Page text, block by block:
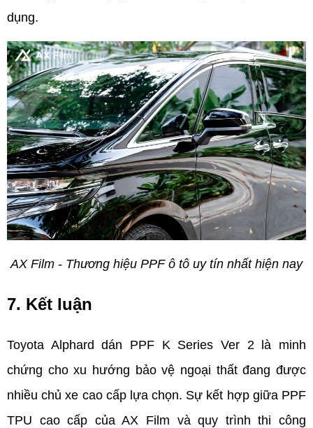
dụng.
AX Film - Thương hiệu PPF ô tô uy tín nhất hiện nay
7. Kết luận
Toyota Alphard dán PPF K Series Ver 2 là minh
chứng cho xu hướng bảo vệ ngoại thất đang được
nhiều chủ xe cao cấp lựa chọn. Sự kết hợp giữa PPF
TPU cao cấp của AX Film và quy trình thi công